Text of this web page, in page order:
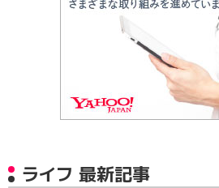
ライフ 最新記事